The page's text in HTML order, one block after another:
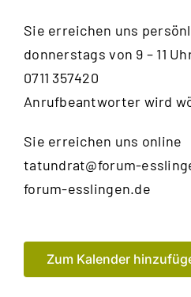
Sie erreichen uns
donnerstags von 9 – 11
0711 357420
Anrufbeantworter wird
Sie erreichen uns online
tatundrat@forum-
forum-esslingen.de
Zum Kalender